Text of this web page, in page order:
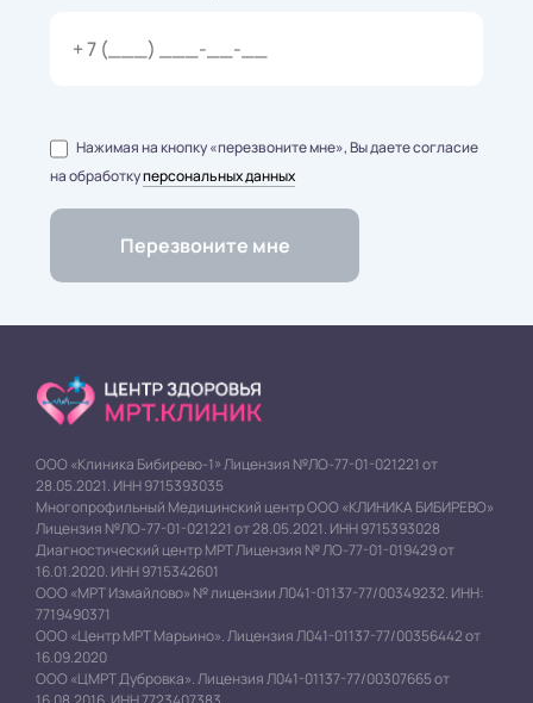
Нажимая на кнопку «перезвоните мне», Вы даете согласие
на обработкуперсональных данных
ООО «Клиника Бибирево-1» Лицензия №ЛО-77-01-021221 от
28.05.2021. ИНН 9715393035
Многопрофильный Медицинский центр ООО «КЛИНИКА БИБИРЕВО»
Лицензия №ЛО-77-01-021221 от 28.05.2021. ИНН 9715393028
Диагностический центр МРТ Лицензия № ЛО-77-01-019429 от
16.01.2020. ИНН 9715342601
ООО «МРТ Измайлово» № лицензии Л041-01137-77/00349232. ИНН:
7719490371
ООО «Центр МРТ Марьино». Лицензия Л041-01137-77/00356442 от
16.09.2020
ООО «ЦМРТ Дубровка». Лицензия Л041-01137-77/00307665 от